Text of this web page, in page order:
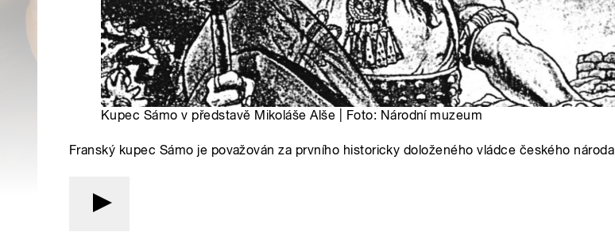
Kupec Sámo v představě Mikoláše Alše | Foto: Národní muzeum
Franský kupec Sámo je považován za prvního historicky doloženého vládce českého národa